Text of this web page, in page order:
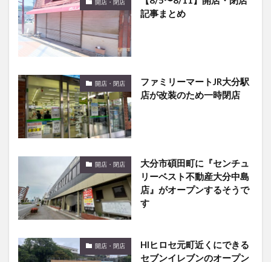
開店・閉店
記事まとめ
開店・閉店
ファミリーマートJR大分駅
店が改装のため一時閉店
開店・閉店
大分市碩田町に『センチュ
リーベスト不動産大分中島
店』がオープンするそうで
す
開店・閉店
HIヒロセ元町近くにできる
セブンイレブンのオープン